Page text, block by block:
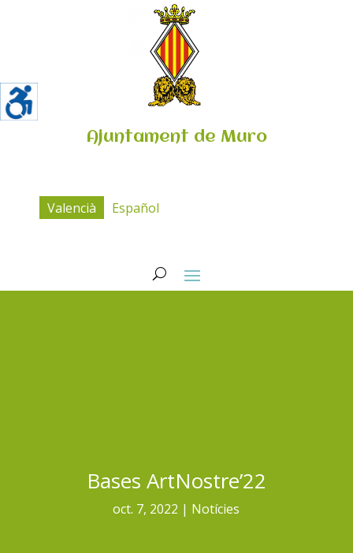
Ajuntament de Muro
Valencià Español
Bases ArtNostre’22
oct. 7, 2022 Notícies